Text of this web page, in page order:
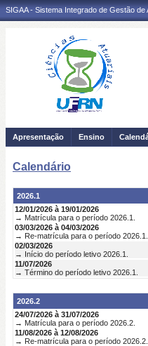
SIGAA - Sistema Integrado de Gestão de
Apresentação Ensino
Calendário
2026.1
12/01/2026 à 19/01/2026
→ Matrícula para o período 2026.1.
03/03/2026 à 04/03/2026
→ Re-matrícula para o período 2026.1.
02/03/2026
→ Início do período letivo 2026.1.
11/07/2026
→ Término do período letivo 2026.1.
2026.2
24/07/2026 à 31/07/2026
→ Matrícula para o período 2026.2.
11/08/2026 à 12/08/2026
→ Re-matrícula para o período 2026.2.